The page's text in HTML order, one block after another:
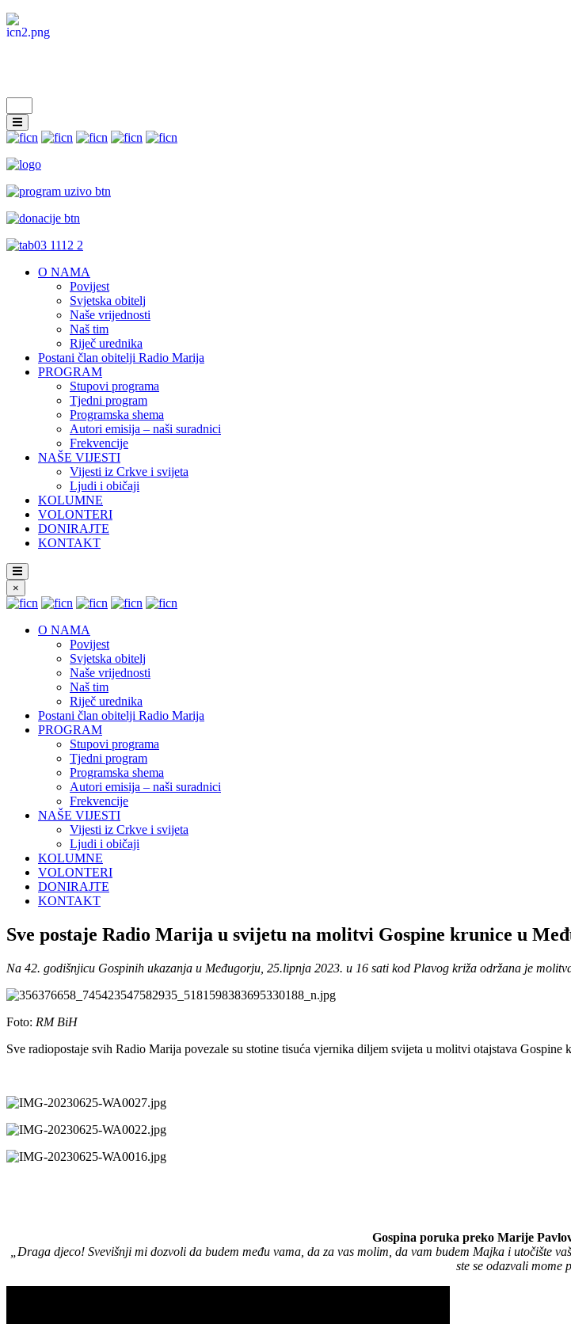
O NAMA
Povijest
Svjetska obitelj
Naše vrijednosti
Naš tim
Riječ urednika
Postani član obitelji Radio Marija
PROGRAM
Stupovi programa
Tjedni program
Programska shema
Autori emisija – naši suradnici
Frekvencije
NAŠE VIJESTI
Vijesti iz Crkve i svijeta
Ljudi i običaji
KOLUMNE
VOLONTERI
DONIRAJTE
KONTAKT
×
O NAMA
Povijest
Svjetska obitelj
Naše vrijednosti
Naš tim
Riječ urednika
Postani član obitelji Radio Marija
PROGRAM
Stupovi programa
Tjedni program
Programska shema
Autori emisija – naši suradnici
Frekvencije
NAŠE VIJESTI
Vijesti iz Crkve i svijeta
Ljudi i običaji
KOLUMNE
VOLONTERI
DONIRAJTE
KONTAKT
Sve postaje Radio Marija u svijetu na molitvi Gospine krunice u
Na 42. godišnjicu Gospinih ukazanja u Međugorju, 25.lipnja 2023. u 16 sati kod Plavog križa održana je
Foto: RM BiH
Sve radiopostaje svih Radio Marija povezale su stotine tisuća vjernika diljem svijeta u molitvi otajstava
Gospina poruka preko Marije
„Draga djeco! Svevišnji mi dozvoli da budem među vama, da za vas molim, da vam budem Majka i utočište
ste se odazvali mome